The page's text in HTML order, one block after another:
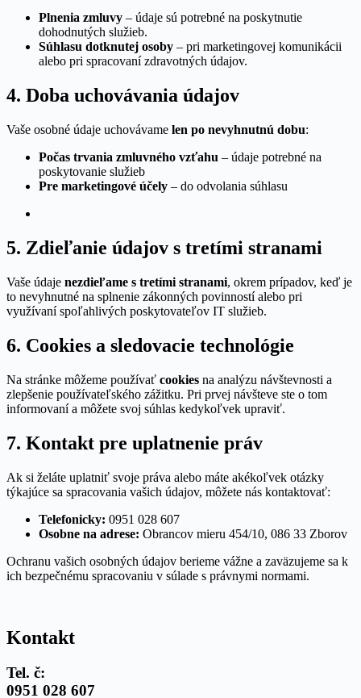
Plnenia zmluvy – údaje sú potrebné na poskytnutie
dohodnutých služieb.
Súhlasu dotknutej osoby – pri marketingovej komunikácii
alebo pri spracovaní zdravotných údajov.
4. Doba uchovávania údajov
Vaše osobné údaje uchovávame len po nevyhnutnú dobu:
Počas trvania zmluvného vzťahu – údaje potrebné na
poskytovanie služieb
Pre marketingové účely – do odvolania súhlasu
5. Zdieľanie údajov s tretími stranami
Vaše údaje nezdieľame s tretími stranami, okrem prípadov, keď je
to nevyhnutné na splnenie zákonných povinností alebo pri
využívaní spoľahlivých poskytovateľov IT služieb.
6. Cookies a sledovacie technológie
Na stránke môžeme používať cookies na analýzu návštevnosti a
zlepšenie používateľského zážitku. Pri prvej návšteve ste o tom
informovaní a môžete svoj súhlas kedykoľvek upraviť.
7. Kontakt pre uplatnenie práv
Ak si želáte uplatniť svoje práva alebo máte akékoľvek otázky
týkajúce sa spracovania vašich údajov, môžete nás kontaktovať:
Telefonicky: 0951 028 607
Osobne na adrese: Obrancov mieru 454/10, 086 33 Zborov
Ochranu vašich osobných údajov berieme vážne a zaväzujeme sa k
ich bezpečnému spracovaniu v súlade s právnymi normami.
Kontakt
Tel. č:
0951 028 607